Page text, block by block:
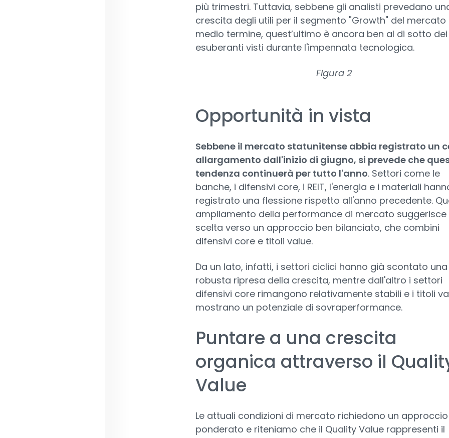
più trimestri. Tuttavia, sebbene gli analisti prevedano
crescita degli utili per il segmento "Growth" del mercato
medio termine, quest’ultimo è ancora ben al di sotto dei
esuberanti visti durante l'impennata tecnologica.
Figura 2
Opportunità in vista
Sebbene il mercato statunitense abbia registrato un
allargamento dall'inizio di giugno, si prevede che
tendenza continuerà per tutto l'anno. Settori come le
banche, i difensivi core, i REIT, l'energia e i materiali
registrato una flessione rispetto all'anno precedente.
ampliamento della performance di mercato suggerisce
scelta verso un approccio ben bilanciato, che combini
difensivi core e titoli value.
Da un lato, infatti, i settori ciclici hanno già scontato una
robusta ripresa della crescita, mentre dall'altro i settori
difensivi core rimangono relativamente stabili e i titoli
mostrano un potenziale di sovraperformance.
Puntare a una crescita
organica attraverso il
Value
Le attuali condizioni di mercato richiedono un approccio
ponderato e riteniamo che il Quality Value rappresenti il